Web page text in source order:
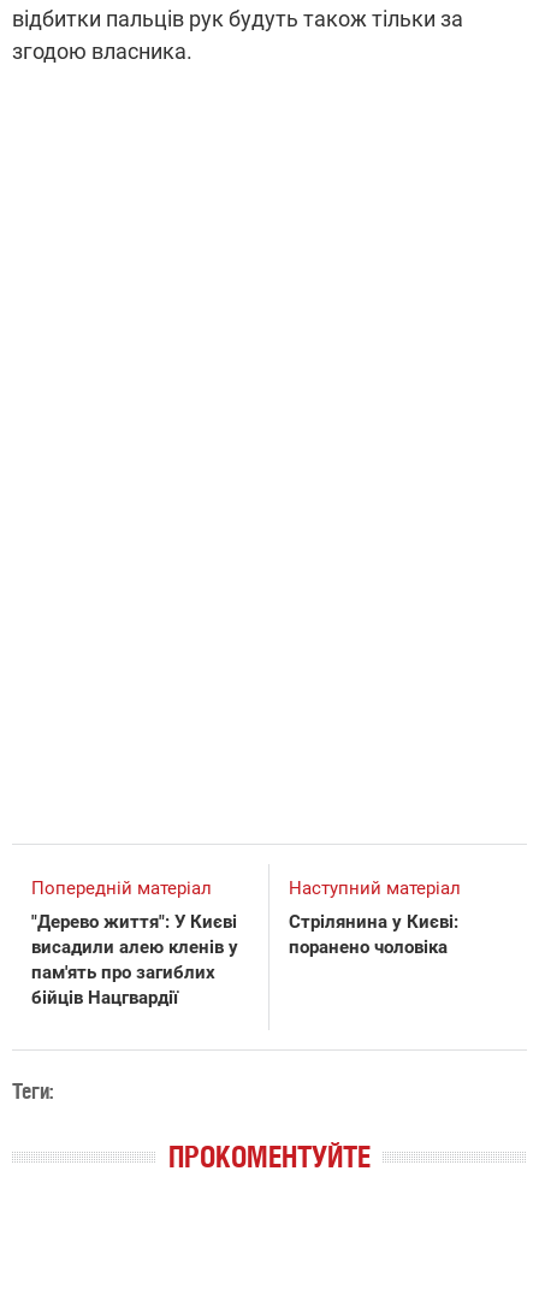
відбитки пальців рук будуть також тільки за
згодою власника.
Попередній матеріал
"Дерево життя": У Києві
висадили алею кленів у
пам'ять про загиблих
бійців Нацгвардії
Наступний матеріал
Стрілянина у Києві:
поранено чоловіка
Теги:
ПРОКОМЕНТУЙТЕ